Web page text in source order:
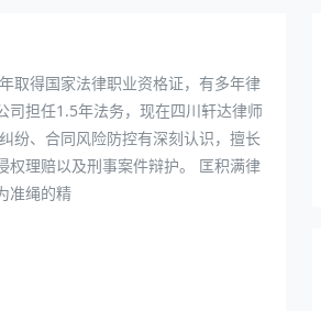
取得国家法律职业资格证，有多年律
司担任1.5年法务，现在四川轩达律师
纷、合同风险防控有深刻认识，擅长
权理赔以及刑事案件辩护。 匡积满律
准绳的精